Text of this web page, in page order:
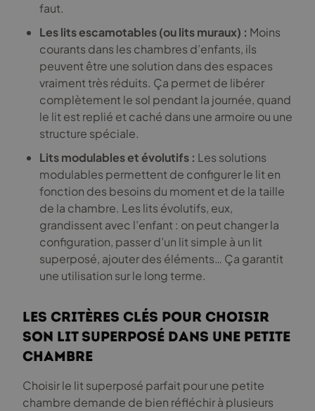
faut.
Les lits escamotables (ou lits muraux) : Moins
courants dans les chambres d’enfants, ils
peuvent être une solution dans des espaces
vraiment très réduits. Ça permet de libérer
complètement le sol pendant la journée, quand
le lit est replié et caché dans une armoire ou une
structure spéciale.
Lits modulables et évolutifs : Les solutions
modulables permettent de configurer le lit en
fonction des besoins du moment et de la taille
de la chambre. Les lits évolutifs, eux,
grandissent avec l’enfant : on peut changer la
configuration, passer d’un lit simple à un lit
superposé, ajouter des éléments… Ça garantit
une utilisation sur le long terme.
Les critères clés pour choisir
son lit superposé dans une petite
chambre
Choisir le lit superposé parfait pour une petite
chambre demande de bien réfléchir à plusieurs